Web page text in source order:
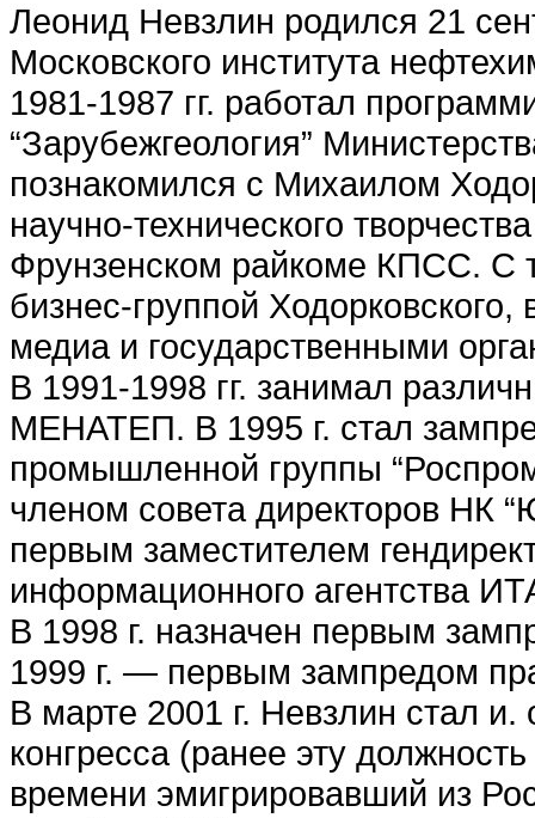
Леонид Невзлин родился 21
Московского института
1981-1987 гг. работал
“Зарубежгеология”
познакомился с Михаилом
научно-технического
Фрунзенском райкоме КПСС. С
бизнес-группой
медиа и государственными
В 1991-1998 гг. занимал
МЕНАТЕП. В 1995 г. стал
промышленной группы
членом совета директоров НК
первым заместителем
информационного агентства
В 1998 г. назначен первым
1999 г. — первым зампредом
В марте 2001 г. Невзлин стал и.
конгресса (ранее эту
времени эмигрировавший из